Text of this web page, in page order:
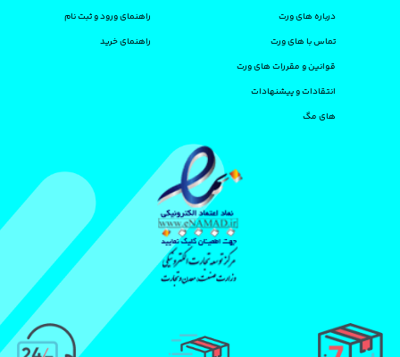
درباره های ورت
تماس با های ورت
قوانین و مقررات های ورت
انتقادات و پیشنهادات
های مگ
راهنمای ورود و ثبت نام
راهنمای خرید